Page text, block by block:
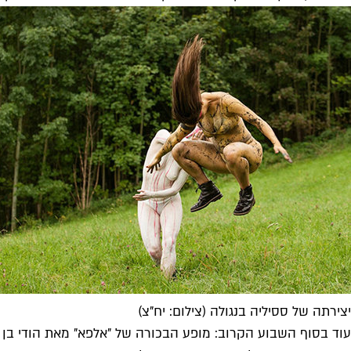
יצירתה של ססיליה בנגולה (צילום: יח"צ)
עוד בסוף השבוע הקרוב: מופע הבכורה של "אלפא" מאת הודי בן